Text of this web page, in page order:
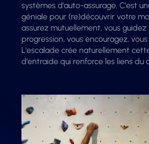
systèmes d'auto-assurage. C'est
géniale pour (re)découvrir votre
assurez mutuellement, vous
progression, vous encouragez, vous
L'escalade crée naturellement
d'entraide qui renforce les liens du